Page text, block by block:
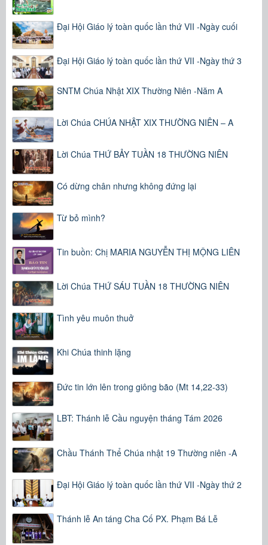
Đại Hội Giáo lý toàn quốc lần thứ VII -Ngày cuối
Đại Hội Giáo lý toàn quốc lần thứ VII -Ngày thứ 3
SNTM Chúa Nhật XIX Thường Niên -Năm A
Lời Chúa CHÚA NHẬT XIX THƯỜNG NIÊN – A
Lời Chúa THỨ BẢY TUẦN 18 THƯỜNG NIÊN
Có dừng chân nhưng không đứng lại
Từ bỏ mình?
Tin buồn: Chị MARIA NGUYỄN THỊ MỘNG LIÊN
Lời Chúa THỨ SÁU TUẦN 18 THƯỜNG NIÊN
Tình yêu muôn thuở
Khi Chúa thinh lặng
Đức tin lớn lên trong giông bão (Mt 14,22-33)
LBT: Thánh lễ Cầu nguyện tháng Tám 2026
Chầu Thánh Thể Chúa nhật 19 Thường niên -A
Đại Hội Giáo lý toàn quốc lần thứ VII -Ngày thứ 2
Thánh lễ An táng Cha Cố PX. Phạm Bá Lễ